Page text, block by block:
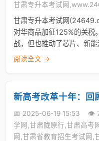
甘肃专升本考试网
甘肃专升本考试网
对华商品加征125%的关税
战，但也推动了芯片、新
阅读全文 →
新高考改革十年：回
📅 2025-06-19 15:53 👁️
学网,甘肃陇原行,甘肃高考
网,甘肃省教育招生考试网,